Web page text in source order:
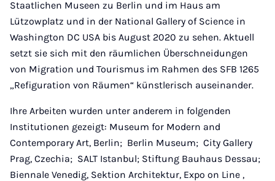
Staatlichen Museen zu Berlin und im Haus am
Lützowplatz und in der National Gallery of Science in
Washington DC USA bis August 2020 zu sehen. Aktuell
setzt sie sich mit den räumlichen Überschneidungen
von Migration und Tourismus im Rahmen des SFB 1265
„Refiguration von Räumen“ künstlerisch auseinander.
Ihre Arbeiten wurden unter anderem in folgenden
Institutionen gezeigt: Museum for Modern and
Contemporary Art, Berlin; Berlin Museum; City Gallery
Prag, Czechia; SALT Istanbul; Stiftung Bauhaus Dessau;
Biennale Venedig, Sektion Architektur, Expo on Line ,